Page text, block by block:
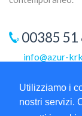
Utilizziamo i
nostri servizi.
00385 51
info@azur-